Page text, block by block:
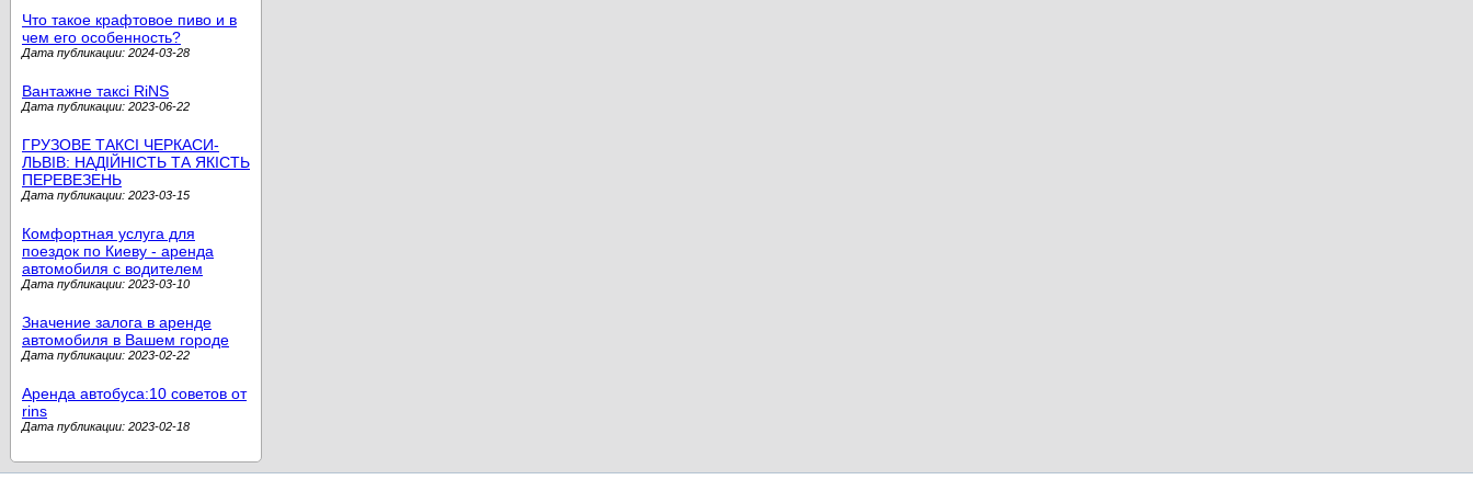
Что такое крафтовое пиво и в
чем его особенность?
Дата публикации: 2024-03-28
Вантажне таксі RiNS
Дата публикации: 2023-06-22
ГРУЗОВЕ ТАКСІ ЧЕРКАСИ-
ЛЬВІВ: НАДІЙНІСТЬ ТА ЯКІСТЬ
ПЕРЕВЕЗЕНЬ
Дата публикации: 2023-03-15
Комфортная услуга для
поездок по Киеву - аренда
автомобиля с водителем
Дата публикации: 2023-03-10
Значение залога в аренде
автомобиля в Вашем городе
Дата публикации: 2023-02-22
Аренда автобуса:10 советов от
rins
Дата публикации: 2023-02-18